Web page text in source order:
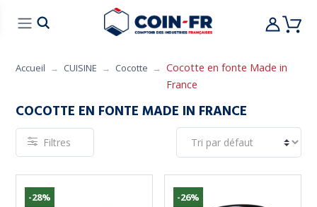
CUISINE MOBILIER
Accueil CUISINE Cocotte
Cocotte en fonte Made in
France
COCOTTE EN FONTE MADE IN FRANCE
Filtres
-28% -26%